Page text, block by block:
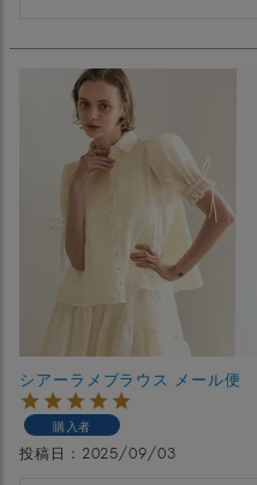
シアーラメブラウス メール便
購入者
投稿日 2025/09/03